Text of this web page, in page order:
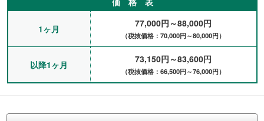
話連絡すれば良いので簡単便利なので、毎年利用してます。（神
戸市、会社員）
社員採用にともない用意していたリース車が間に合わず、納車ま
での間、1ヶ月程度利用させてもらいました。通勤と営業兼用と
してヴィッツを借りていましたが、営業所周りで近場を回るだけ
なのでコンパクトな車を希望していたので、思ってたより乗りや
すくてキレイだったので良かったです。（西宮、サービス業）
1ヶ月 77,000円～88,000円
（税抜価格：70,000円～80,000円）
以降1ヶ月 73,150円～83,600円
（税抜価格：66,500円～76,000円）